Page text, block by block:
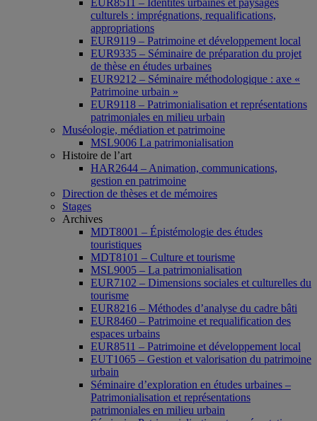
EUR8511 – Identités urbaines et paysages
culturels : imprégnations, requalifications,
appropriations
EUR9119 – Patrimoine et développement local
EUR9335 – Séminaire de préparation du projet
de thèse en études urbaines
EUR9212 – Séminaire méthodologique : axe «
Patrimoine urbain »
EUR9118 – Patrimonialisation et représentations
patrimoniales en milieu urbain
Muséologie, médiation et patrimoine
MSL9006 La patrimonialisation
Histoire de l’art
HAR2644 – Animation, communications,
gestion en patrimoine
Direction de thèses et de mémoires
Stages
Archives
MDT8001 – Épistémologie des études
touristiques
MDT8101 – Culture et tourisme
MSL9005 – La patrimonialisation
EUR7102 – Dimensions sociales et culturelles du
tourisme
EUR8216 – Méthodes d’analyse du cadre bâti
EUR8460 – Patrimoine et requalification des
espaces urbains
EUR8511 – Patrimoine et développement local
EUT1065 – Gestion et valorisation du patrimoine
urbain
Séminaire d’exploration en études urbaines –
Patrimonialisation et représentations
patrimoniales en milieu urbain